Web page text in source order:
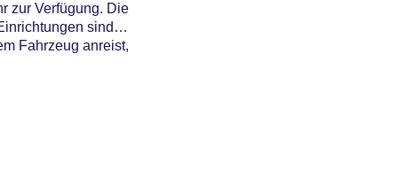
zur Verfügung. Die
sind
Fahrzeug anreist,